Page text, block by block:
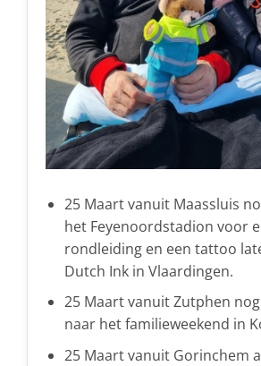
25 Maart vanuit Maassluis
het Feyenoordstadion voor
rondleiding en een tattoo
Dutch Ink in Vlaardingen.
25 Maart vanuit Zutphen
naar het familieweekend in
25 Maart vanuit Gorinchem